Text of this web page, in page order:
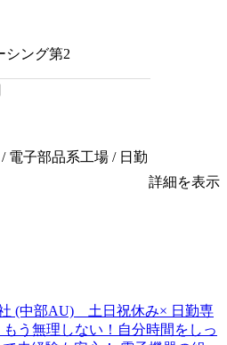
シング第2
電子部品系工場 / 日勤
詳細を表示